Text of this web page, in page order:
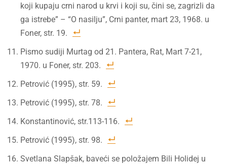
koji kupaju crni narod u krvi i koji su, čini se, zagrizli da
ga istrebe” – “O nasilju”, Crni panter, mart 23, 1968. u
Foner, str. 19.
Pismo sudiji Murtag od 21. Pantera, Rat, Mart 7-21,
1970. u Foner, str. 203.
Petrović (1995), str. 59.
Petrović (1995), str. 78.
Konstantinović, str.113-116.
Petrović (1995), str. 98.
Svetlana Slapšak, baveći se položajem Bili Holidej u